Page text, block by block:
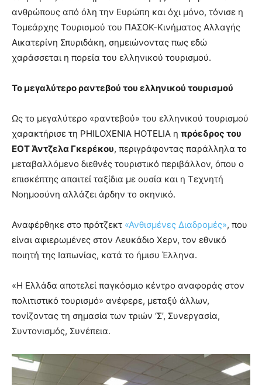
ανθρώπους από όλη την Ευρώπη και όχι μόνο, τόνισε η
Τομεάρχης Τουρισμού του ΠΑΣΟΚ-Κινήματος Αλλαγής
Αικατερίνη Σπυριδάκη, σημειώνοντας πως εδώ
χαράσσεται η πορεία του ελληνικού τουρισμού.
Το μεγαλύτερο ραντεβού του ελληνικού τουρισμού
Ως το μεγαλύτερο «ραντεβού» του ελληνικού τουρισμού
χαρακτήρισε τη PHILOXENIA HOTELIA η πρόεδρος του
ΕΟΤ Άντζελα Γκερέκου, περιγράφοντας παράλληλα το
μεταβαλλόμενο διεθνές τουριστικό περιβάλλον, όπου ο
επισκέπτης απαιτεί ταξίδια με ουσία και η Τεχνητή
Νοημοσύνη αλλάζει άρδην το σκηνικό.
Αναφέρθηκε στο πρότζεκτ «Ανθισμένες Διαδρομές», που
είναι αφιερωμένες στον Λευκάδιο Χερν, τον εθνικό
ποιητή της Ιαπωνίας, κατά το ήμισυ Έλληνα.
«Η Ελλάδα αποτελεί παγκόσμιο κέντρο αναφοράς στον
πολιτιστικό τουρισμό» ανέφερε, μεταξύ άλλων,
τονίζοντας τη σημασία των τριών ‘Σ’, Συνεργασία,
Συντονισμός, Συνέπεια.